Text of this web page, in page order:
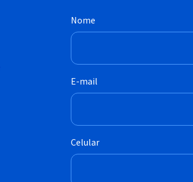
Nome
E-mail
Celular